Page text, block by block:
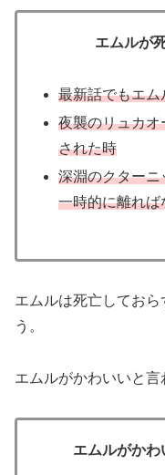
エムルが
最新話でもエ
夜襲のリュカ
された時
深淵のクター
一時的に離れば
エムルは死亡してお
う。
エムルがかわいいと言
エムルがか